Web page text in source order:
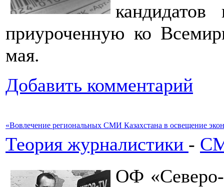
приуроченную ко
мая.
Добавить комментарий
«Вовлечение региональных СМИ Казахстана в освещение
Теория журналистики -
ОФ «Северо-